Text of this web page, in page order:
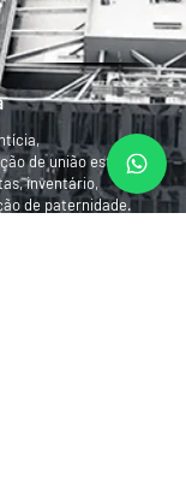
de união estável,
inventário,
de paternidade.